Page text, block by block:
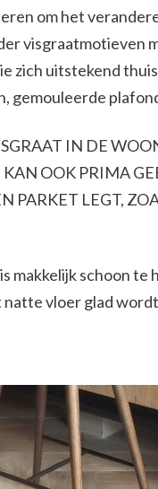
om het
visgraatmotieven
zich uitstekend
IN DE
KAN OOK PRIMA
PARKET LEGT,
makkelijk schoon te
vloer glad